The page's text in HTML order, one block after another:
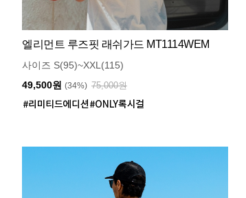
엘리먼트 루즈핏 래쉬가드 MT1114WEM
사이즈 S(95)~XXL(115)
49,500원 (34%) 75,000원